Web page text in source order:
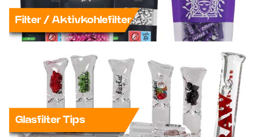
Filter / Aktivkohlefilter
Glasfilter Tips